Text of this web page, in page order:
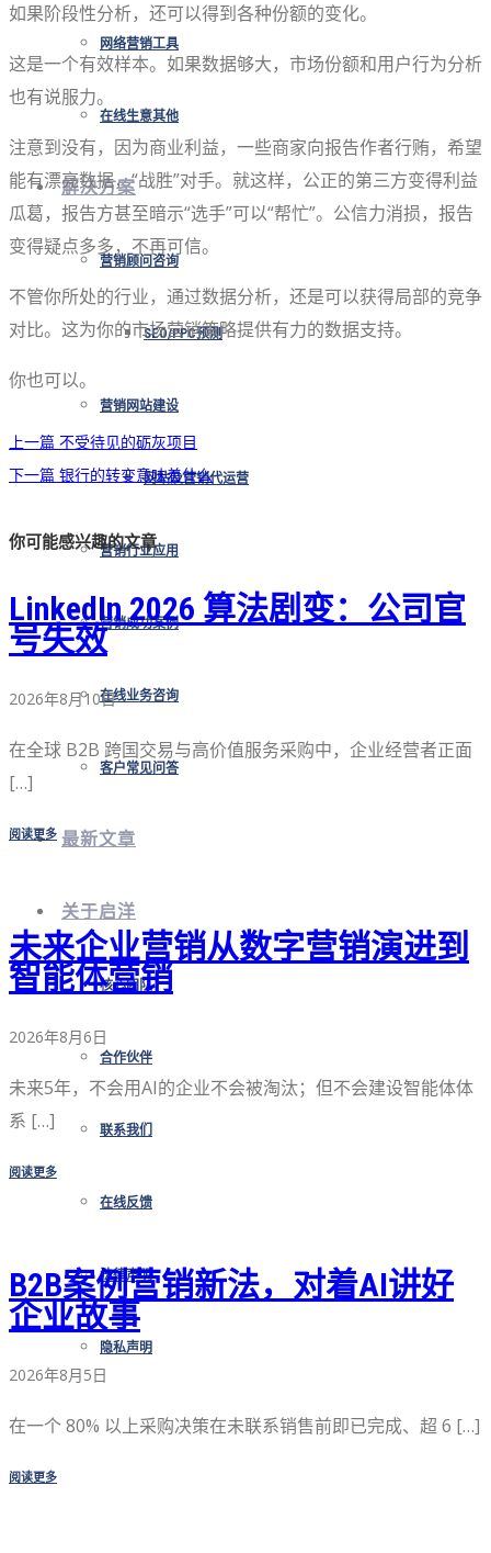
网络营销工具
在线生意其他
解决方案
营销顾问咨询
SEO/PPC预测
营销网站建设
网站及营销代运营
营销行业应用
营销成功案例
在线业务咨询
客户常见问答
最新文章
关于启洋
核心团队
合作伙伴
联系我们
在线反馈
法律声明
隐私声明
如果阶段性分析，还可以得到各种份额的变化。
这是一个有效样本。如果数据够大，市场份额和用户行为分析
也有说服力。
注意到没有，因为商业利益，一些商家向报告作者行贿，希望
能有漂亮数据，“战胜”对手。就这样，公正的第三方变得利益
瓜葛，报告方甚至暗示“选手”可以“帮忙”。公信力消损，报告
变得疑点多多，不再可信。
不管你所处的行业，通过数据分析，还是可以获得局部的竞争
对比。这为你的市场营销策略提供有力的数据支持。
你也可以。
上一篇 不受待见的砺灰项目
下一篇 银行的转变意味着什么
你可能感兴趣的文章
LinkedIn 2026 算法剧变：公司官
号失效
2026年8月10日
在全球 B2B 跨国交易与高价值服务采购中，企业经营者正面
[…]
阅读更多
未来企业营销从数字营销演进到
智能体营销
2026年8月6日
未来5年，不会用AI的企业不会被淘汰；但不会建设智能体体
系 […]
阅读更多
B2B案例营销新法，对着AI讲好
企业故事
2026年8月5日
在一个 80% 以上采购决策在未联系销售前即已完成、超 6 […]
阅读更多